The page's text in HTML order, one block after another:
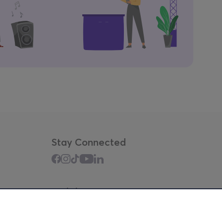
Stay Connected
Mobile app